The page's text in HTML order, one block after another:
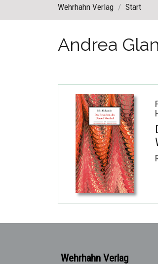
Wehrhahn Verlag Start
Andrea
Wehrhahn Verlag